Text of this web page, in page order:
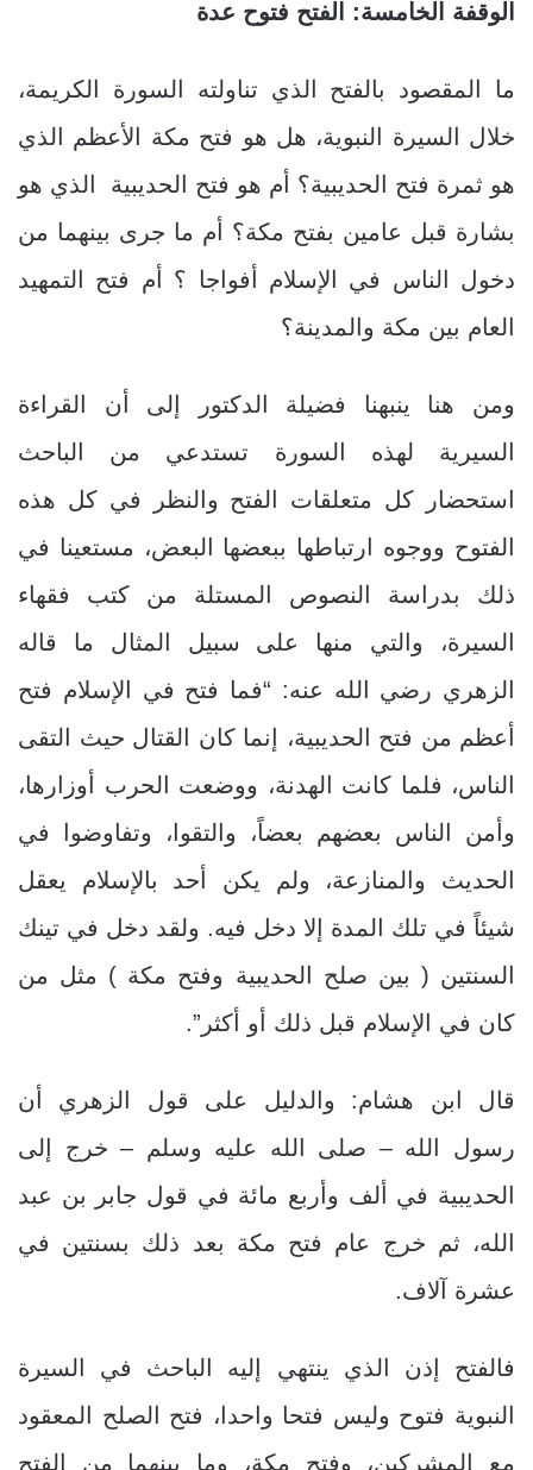
الوقفة الخامسة: الفتح فتوح عدة
ما المقصود بالفتح الذي تناولته السورة الكريمة،
خلال السيرة النبوية، هل هو فتح مكة الأعظم الذي
هو ثمرة فتح الحديبية؟ أم هو فتح الحديبية الذي هو
بشارة قبل عامين بفتح مكة؟ أم ما جرى بينهما من
دخول الناس في الإسلام أفواجا ؟ أم فتح التمهيد
العام بين مكة والمدينة؟
ومن هنا ينبهنا فضيلة الدكتور إلى أن القراءة
السيرية لهذه السورة تستدعي من الباحث
استحضار كل متعلقات الفتح والنظر في كل هذه
الفتوح ووجوه ارتباطها ببعضها البعض، مستعينا في
ذلك بدراسة النصوص المستلة من كتب فقهاء
السيرة، والتي منها على سبيل المثال ما قاله
الزهري رضي الله عنه: “فما فتح في الإسلام فتح
أعظم من فتح الحديبية، إنما كان القتال حيث التقى
الناس، فلما كانت الهدنة، ووضعت الحرب أوزارها،
وأمن الناس بعضهم بعضاً، والتقوا، وتفاوضوا في
الحديث والمنازعة، ولم يكن أحد بالإسلام يعقل
شيئاً في تلك المدة إلا دخل فيه. ولقد دخل في تينك
السنتين ( بين صلح الحديبية وفتح مكة ) مثل من
كان في الإسلام قبل ذلك أو أكثر”.
قال ابن هشام: والدليل على قول الزهري أن
رسول الله – صلى الله عليه وسلم – خرج إلى
الحديبية في ألف وأربع مائة في قول جابر بن عبد
الله، ثم خرج عام فتح مكة بعد ذلك بسنتين في
عشرة آلاف.
فالفتح إذن الذي ينتهي إليه الباحث في السيرة
النبوية فتوح وليس فتحا واحدا، فتح الصلح المعقود
مع المشركين، وفتح مكة، وما بينهما من الفتح